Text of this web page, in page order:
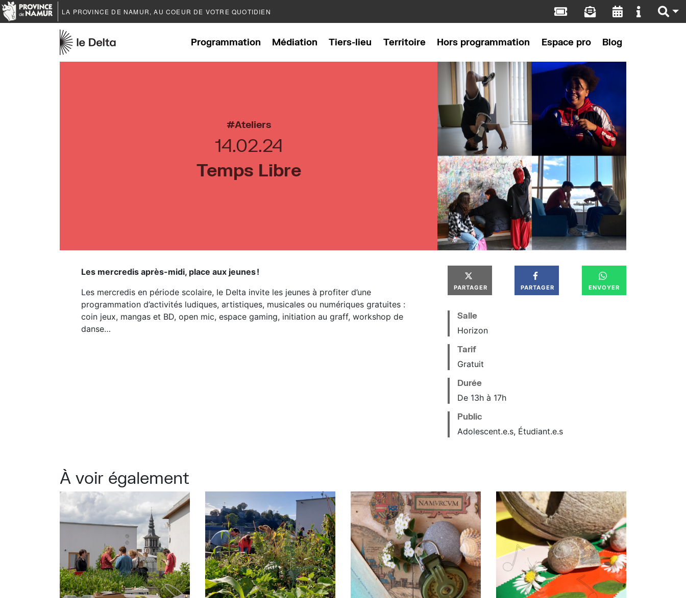
LA PROVINCE DE NAMUR, AU COEUR DE VOTRE QUOTIDIEN
Programmation Médiation Tiers-lieu Territoire Hors programmation Espace pro Blog
Ateliers
14.02.24
Temps Libre
Les mercredis après-midi, place aux jeunes !
Les mercredis en période scolaire, le Delta invite les jeunes à profiter d’une
programmation d’activités ludiques, artistiques, musicales ou numériques gratuites :
coin jeux, mangas et BD, open mic, espace gaming, initiation au graff, workshop de
danse…
PARTAGER PARTAGER ENVOYER
Salle
Horizon
Tarif
Gratuit
Durée
De 13h à 17h
Public
Adolescent.e.s, Étudiant.e.s
À voir également